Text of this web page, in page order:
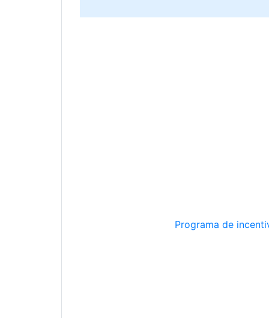
Programa de